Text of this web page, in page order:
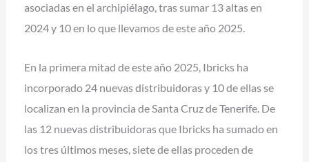
asociadas en el archipiélago, tras sumar 13 altas en
2024 y 10 en lo que llevamos de este año 2025.
En la primera mitad de este año 2025, Ibricks ha
incorporado 24 nuevas distribuidoras y 10 de ellas se
localizan en la provincia de Santa Cruz de Tenerife. De
las 12 nuevas distribuidoras que Ibricks ha sumado en
los tres últimos meses, siete de ellas proceden de